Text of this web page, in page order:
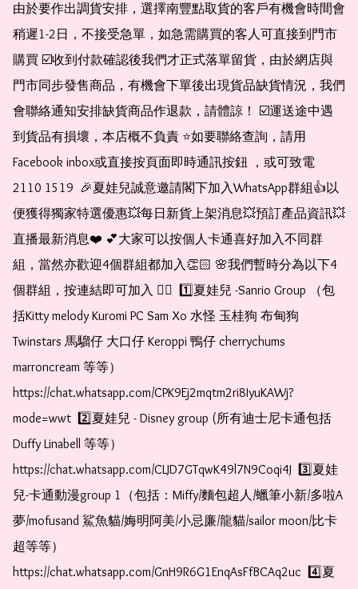
由於要作出調貨安排，選擇南豐點取貨的客戶有機會時間會
稍遲1-2日，不接受急單，如急需購買的客人可直接到門市
購買 ☑️收到付款確認後我們才正式落單留貨，由於網店與
門市同步發售商品，有機會下單後出現貨品缺貨情況，我們
會聯絡通知安排缺貨商品作退款，請體諒！ ☑️運送途中遇
到貨品有損壞，本店概不負責 ⭐️如要聯絡查詢，請用
Facebook inbox或直接按頁面即時通訊按鈕 ，或可致電
2110 1519  🎉夏娃兒誠意邀請閣下加入WhatsApp群組👍以
便獲得獨家特選優惠💥每日新貨上架消息💥預訂產品資訊💥
直播最新消息❤️ 💕大家可以按個人卡通喜好加入不同群
組，當然亦歡迎4個群組都加入👏🏻 🌸我們暫時分為以下4
個群組，按連結即可加入 👇🏻  1️⃣夏娃兒 -Sanrio Group （包
括Kitty melody Kuromi PC Sam Xo 水怪 玉桂狗 布甸狗
Twinstars 馬騮仔 大口仔 Keroppi 鴨仔 cherrychums
marroncream 等等）
https://chat.whatsapp.com/CPK9Ej2mqtm2ri8IyuKAWj?
mode=wwt  2️⃣夏娃兒 - Disney group (所有迪士尼卡通包括
Duffy Linabell 等等）
https://chat.whatsapp.com/CLJD7GTqwK49l7N9Coqi4J  3️⃣夏娃
兒-卡通動漫group 1（包括：Miffy/麵包超人/蠟筆小新/多啦A
夢/mofusand 鯊魚貓/娒明阿美/小忌廉/龍貓/sailor moon/比卡
超等等）
https://chat.whatsapp.com/GnH9R6G1EnqAsFfBCAq2uc  4️⃣夏